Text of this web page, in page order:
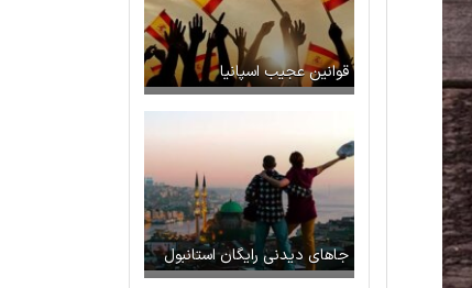
قوانین عجیب اسپانیا
جاهای دیدنی رایگان استانبول